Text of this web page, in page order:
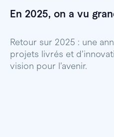
En 2025, on a vu
Retour sur 2025 : une
projets livrés et
vision pour l’avenir.